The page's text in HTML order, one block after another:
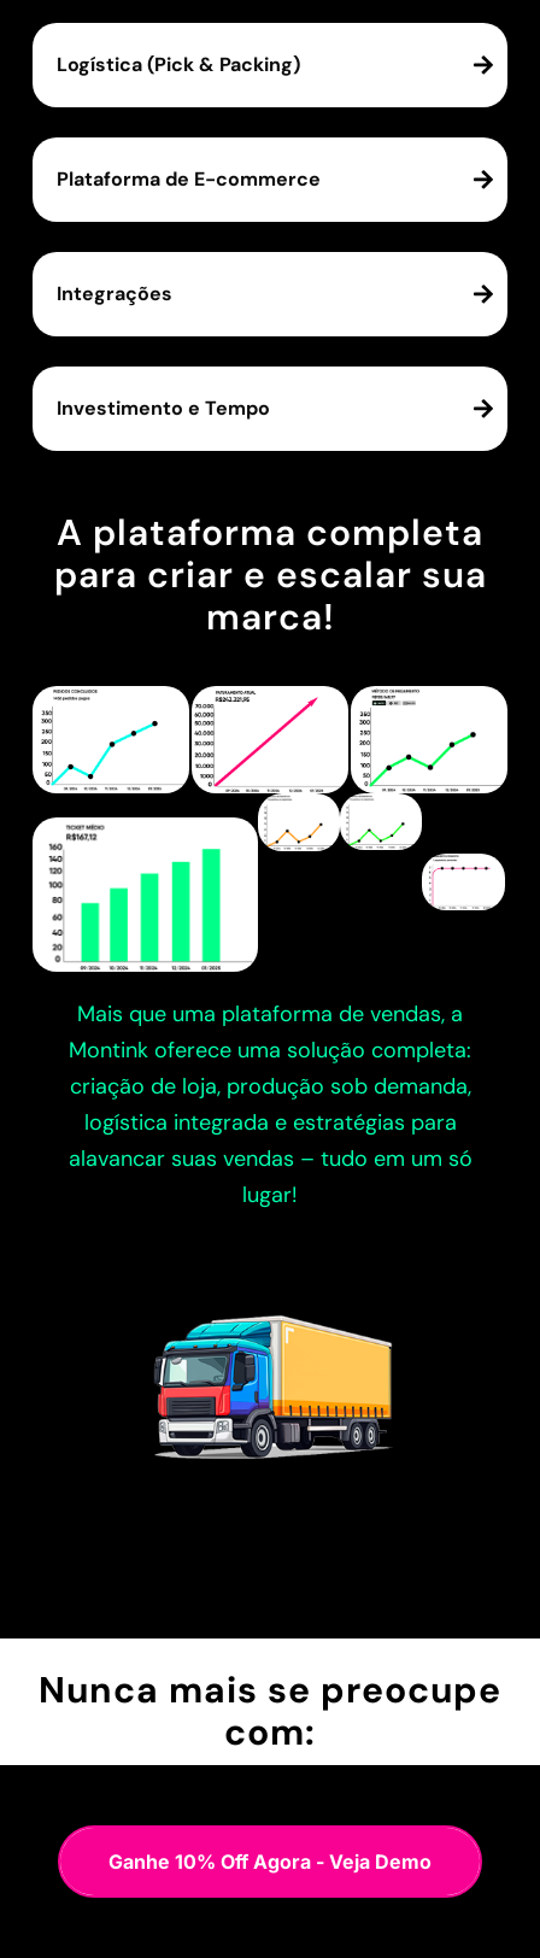
Logística (Pick & Packing)
Plataforma de E-commerce
Integrações
Investimento e Tempo
A plataforma completa
para criar e escalar sua
marca!
Mais que uma plataforma de vendas, a
Montink oferece uma solução completa:
criação de loja, produção sob demanda,
logística integrada e estratégias para
alavancar suas vendas – tudo em um só
lugar!
Nunca mais se preocupe
com:
Ganhe 10% Off Agora - Veja Demo